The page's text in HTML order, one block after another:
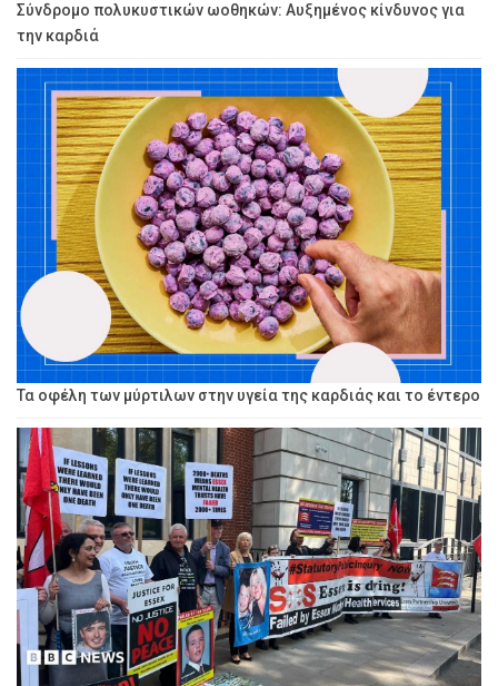
Σύνδρομο πολυκυστικών ωοθηκών: Αυξημένος κίνδυνος για
την καρδιά
Τα οφέλη των μύρτιλων στην υγεία της καρδιάς και το έντερο